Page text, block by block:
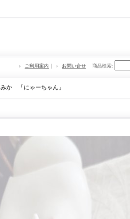
ご利用案内 ｜ お問い合せ 商品検索:
みか 「にゃーちゃん」